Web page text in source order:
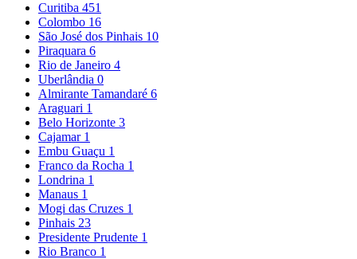
Curitiba 451
Colombo 16
São José dos Pinhais 10
Piraquara 6
Rio de Janeiro 4
Uberlândia 0
Almirante Tamandaré 6
Araguari 1
Belo Horizonte 3
Cajamar 1
Embu Guaçu 1
Franco da Rocha 1
Londrina 1
Manaus 1
Mogi das Cruzes 1
Pinhais 23
Presidente Prudente 1
Rio Branco 1